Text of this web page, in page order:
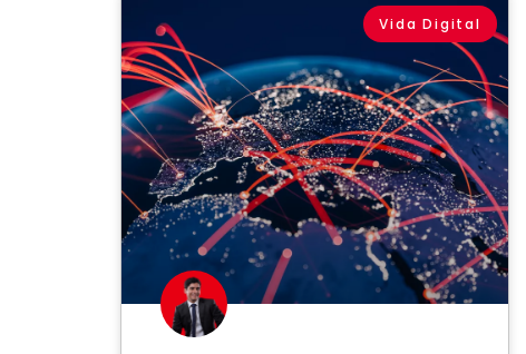
Vida Digital